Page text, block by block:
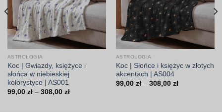
ASTROLOGIA
Koc | Gwiazdy, księżyce i
słońca w niebieskiej
kolorystyce | AS001
99,00 zł – 308,00 złZakres
ASTROLOGIA
Koc | Słońce i księżyc w złotych
akcentach | AS004
99,00 zł – 308,00 złZakres